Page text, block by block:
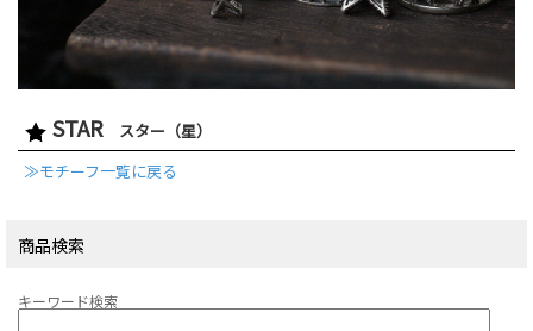
STAR スター（星）
≫モチーフ一覧に戻る
商品検索
キーワード検索